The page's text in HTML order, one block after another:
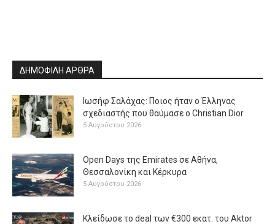
ΔΗΜΟΦΙΛΗ ΑΡΘΡΑ
Ιωσήφ Σαλάχας: Ποιος ήταν ο Έλληνας
σχεδιαστής που θαύμασε ο Christian Dior
5 Αυγούστου 2026
Open Days της Emirates σε Αθήνα,
Θεσσαλονίκη και Κέρκυρα
5 Αυγούστου 2026
Κλείδωσε το deal των €300 εκατ. του Aktor